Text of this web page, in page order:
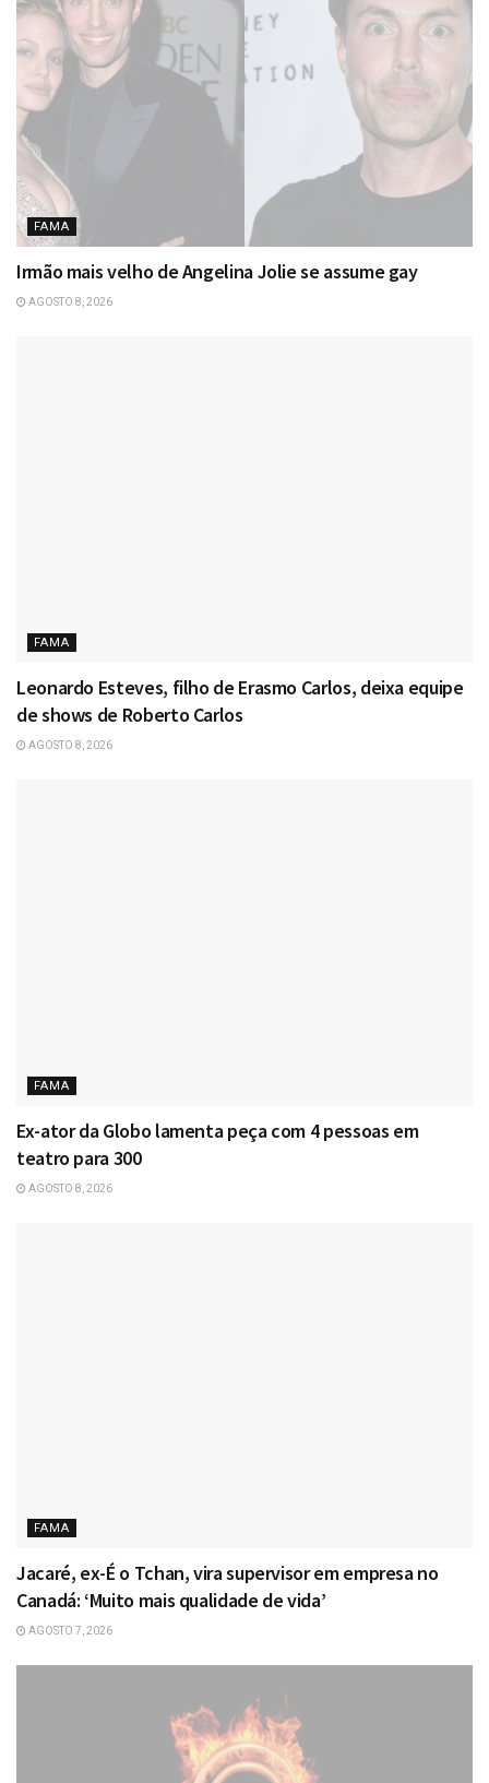
FAMA
Irmão mais velho de Angelina Jolie se assume gay
AGOSTO 8, 2026
FAMA
Leonardo Esteves, filho de Erasmo Carlos, deixa equipe
de shows de Roberto Carlos
AGOSTO 8, 2026
FAMA
Ex-ator da Globo lamenta peça com 4 pessoas em
teatro para 300
AGOSTO 8, 2026
FAMA
Jacaré, ex-É o Tchan, vira supervisor em empresa no
Canadá: ‘Muito mais qualidade de vida’
AGOSTO 7, 2026